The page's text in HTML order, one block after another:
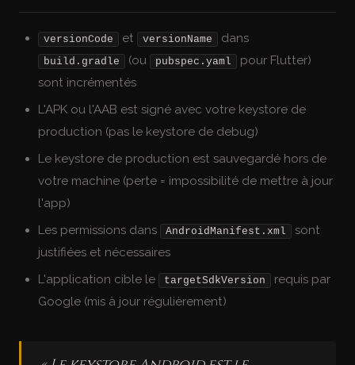
versionCode et versionName dans
build.gradle (ou pubspec.yaml
pour Flutter)
sont incrémentés
L'APK ou l'AAB est signé avec votre keystore de
production (pas le keystore de debug)
Le keystore de production est sauvegardé hors de
votre machine (perte = impossibilité de mettre à jour
l'app)
Les permissions dans
AndroidManifest.xml
sont
justifiées et nécessaires
L'application cible le
targetSdkVersion
requis par
Google (mis à jour régulièrement)